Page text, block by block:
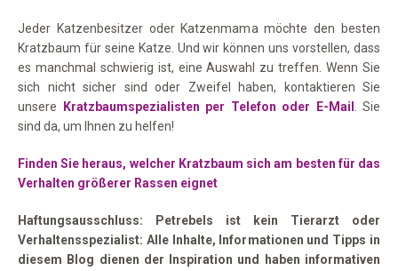
Jeder Katzenbesitzer oder Katzenmama möchte den besten
Kratzbaum für seine Katze. Und wir können uns vorstellen, dass
es manchmal schwierig ist, eine Auswahl zu treffen. Wenn Sie
sich nicht sicher sind oder Zweifel haben, kontaktieren Sie
unsere
Kratzbaumspezialisten per Telefon oder E-Mail . Sie
sind da, um Ihnen zu helfen!
Finden Sie heraus, welcher Kratzbaum sich am besten für das
Verhalten größerer Rassen eignet
Haftungsausschluss: Petrebels ist kein Tierarzt oder
Verhaltensspezialist: Alle Inhalte, Informationen und Tipps in
diesem Blog dienen der Inspiration und haben informativen